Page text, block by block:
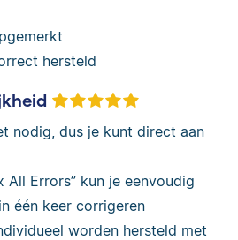
hersteld
nodig, dus je kunt direct aan
All Errors” kun je eenvoudig
één keer corrigeren
worden hersteld met